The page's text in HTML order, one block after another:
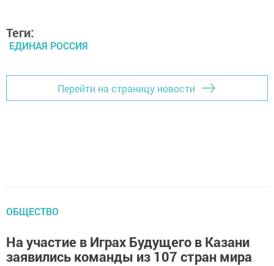
Теги:
ЕДИНАЯ РОССИЯ
Перейти на страницу новости
ОБЩЕСТВО
На участие в Играх Будущего в Казани
заявились команды из 107 стран мира